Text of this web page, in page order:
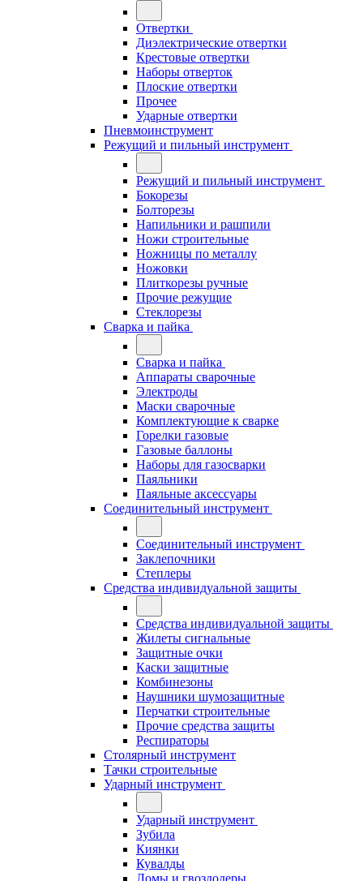
Отвертки
Диэлектрические отвертки
Крестовые отвертки
Наборы отверток
Плоские отвертки
Прочее
Ударные отвертки
Пневмоинструмент
Режущий и пильный инструмент
Режущий и пильный инструмент
Бокорезы
Болторезы
Напильники и рашпили
Ножи строительные
Ножницы по металлу
Ножовки
Плиткорезы ручные
Прочие режущие
Стеклорезы
Сварка и пайка
Сварка и пайка
Аппараты сварочные
Электроды
Маски сварочные
Комплектующие к сварке
Горелки газовые
Газовые баллоны
Наборы для газосварки
Паяльники
Паяльные аксессуары
Соединительный инструмент
Соединительный инструмент
Заклепочники
Степлеры
Средства индивидуальной защиты
Средства индивидуальной защиты
Жилеты сигнальные
Защитные очки
Каски защитные
Комбинезоны
Наушники шумозащитные
Перчатки строительные
Прочие средства защиты
Респираторы
Столярный инструмент
Тачки строительные
Ударный инструмент
Ударный инструмент
Зубила
Киянки
Кувалды
Ломы и гвоздодеры